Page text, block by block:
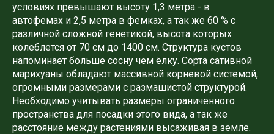
условиях превышают высоту 1,3 метра - в
автофемах и 2,5 метра в фемках, а так же 60 % с
различной сложной генетикой, высота которых
колеблется от 70 см до 1400 см. Структура кустов
напоминает больше сосну чем ёлку. Сорта сативной
марихуаны обладают массивной корневой системой,
огромными размерами с размашистой структурой.
Необходимо учитывать размеры ограниченного
пространства для посадки этого вида, а так же
расстояние между растениями высаживая в земле.